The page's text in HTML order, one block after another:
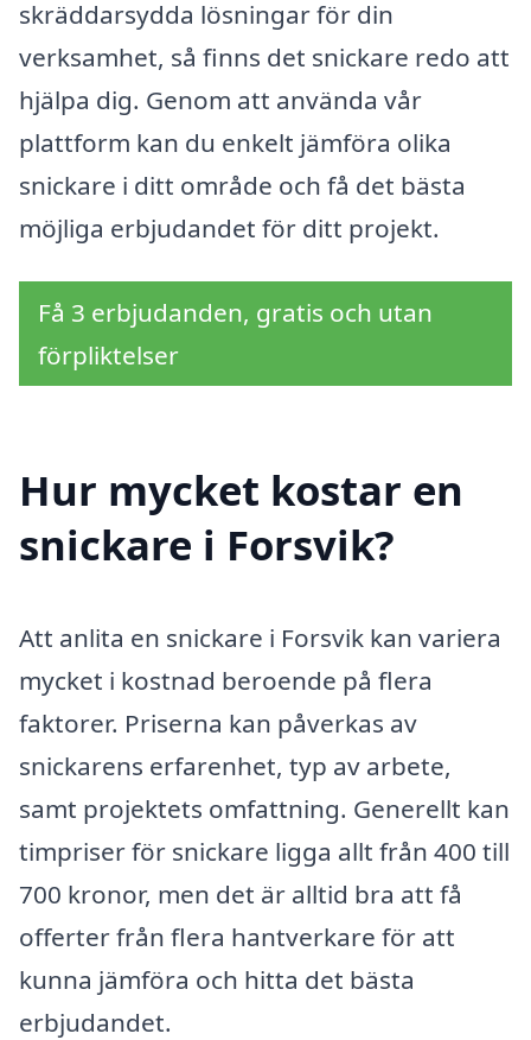
skräddarsydda lösningar för din
verksamhet, så finns det snickare redo att
hjälpa dig. Genom att använda vår
plattform kan du enkelt jämföra olika
snickare i ditt område och få det bästa
möjliga erbjudandet för ditt projekt.
Få 3 erbjudanden, gratis och utan
förpliktelser
Hur mycket kostar en
snickare i Forsvik?
Att anlita en snickare i Forsvik kan variera
mycket i kostnad beroende på flera
faktorer. Priserna kan påverkas av
snickarens erfarenhet, typ av arbete,
samt projektets omfattning. Generellt kan
timpriser för snickare ligga allt från 400 till
700 kronor, men det är alltid bra att få
offerter från flera hantverkare för att
kunna jämföra och hitta det bästa
erbjudandet.